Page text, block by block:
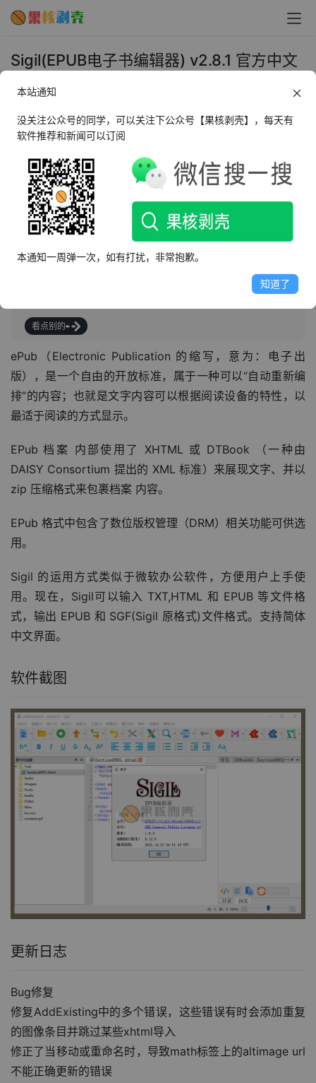
Sigil(EPUB电子书编辑器) v2.8.1 官方中文
2026年7月20日 下午4:46 办公教育
AI摘要
此内容由AI根据文章内容自动生成，并已由人工审核
ePub是电子出版自由开放标准，支持自动重新编排内容以
适应不同阅读设备。Sigil是编辑ePub的工具，支持多种格
式输入，现升级至Qt6.7.2和Python3.11.9，新增多项功能
和修复多个问题，包括NFC Unicode规范化、健壮的空格
看点别的
ePub（Electronic Publication 的缩写，意为：电子出
版），是一个自由的开放标准，属于一种可以“自动重新编
排”的内容；也就是文字内容可以根据阅读设备的特性，以
最适于阅读的方式显示。
EPub 档案 内部使用了 XHTML 或 DTBook （一种由
DAISY Consortium 提出的 XML 标准）来展现文字、并以
zip 压缩格式来包裹档案 内容。
EPub 格式中包含了数位版权管理（DRM）相关功能可供选
用。
Sigil 的运用方式类似于微软办公软件，方便用户上手使
用。现在，Sigil可以输入 TXT,HTML 和 EPUB 等文件格
式，输出 EPUB 和 SGF(Sigil 原格式)文件格式。支持简体
中文界面。
软件截图
更新日志
Bug修复
修复AddExisting中的多个错误，这些错误有时会添加重复
的图像条目并跳过某些xhtml导入
修正了当移动或重命名时，导致math标签上的altimage url
不能正确更新的错误
本站通知
没关注公众号的同学，可以关注下公众号【果核剥壳】，每天有
软件推荐和新闻可以订阅
本通知一周弹一次，如有打扰，非常抱歉。
知道了